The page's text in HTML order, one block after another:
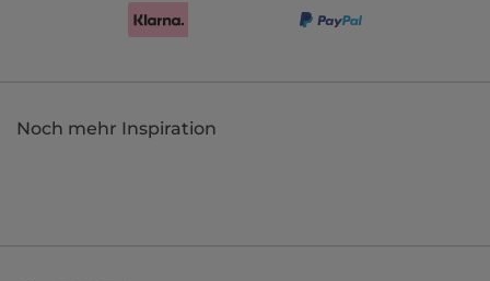
Noch mehr Inspiration